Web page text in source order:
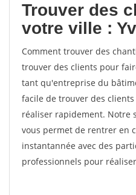
Trouver des
votre ville :
Comment trouver des
trouver des clients pour
tant qu'entreprise du
facile de trouver des
réaliser rapidement. Notre
vous permet de rentrer en
instantannée avec des
professionnels pour